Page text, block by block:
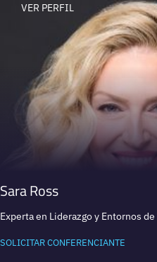
VER PERFIL
Sara Ross
Experta en Liderazgo y Entornos
SOLICITAR CONFERENCIANTE